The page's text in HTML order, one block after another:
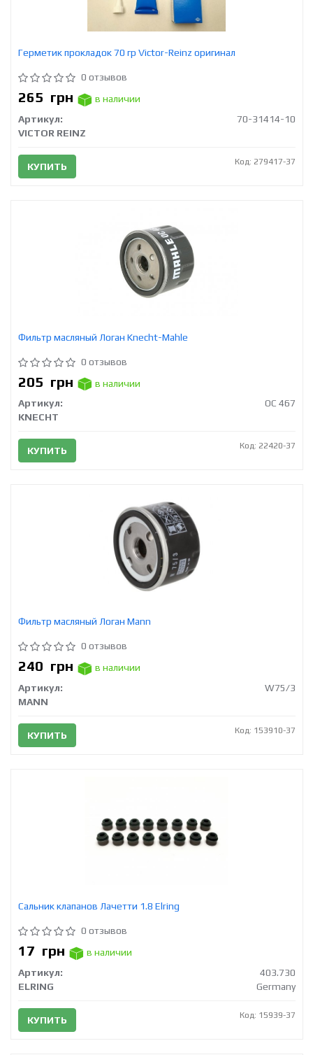
Герметик прокладок 70 гр Victor-Reinz оригинал
0 отзывов
265 грн
в наличии
Артикул:
70-31414-10
VICTOR REINZ
КУПИТЬ Код: 279417-37
Фильтр масляный Логан Knecht-Mahle
0 отзывов
205 грн
в наличии
Артикул:
OC 467
KNECHT
КУПИТЬ Код: 22420-37
Фильтр масляный Логан Mann
0 отзывов
240 грн
в наличии
Артикул:
W75/3
MANN
КУПИТЬ Код: 153910-37
Сальник клапанов Лачетти 1.8 Elring
0 отзывов
17 грн
в наличии
Артикул:
403.730
ELRING
Germany
КУПИТЬ Код: 15939-37